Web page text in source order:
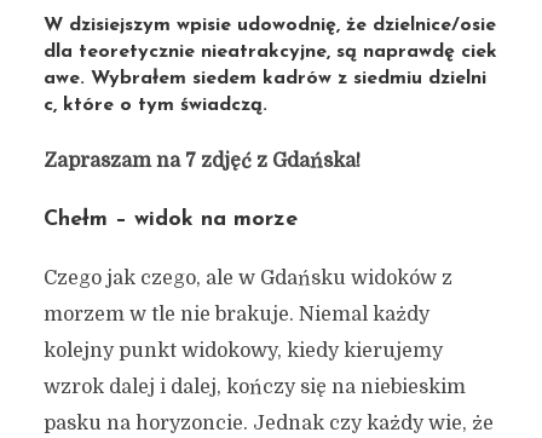
W dzisiejszym wpisie udowodnię, że dzielnice/osie
dla teoretycznie nieatrakcyjne, są naprawdę ciek
awe. Wybrałem siedem kadrów z siedmiu dzielni
c, które o tym świadczą.
Zapraszam na 7 zdjęć z Gdańska!
Chełm – widok na morze
Czego jak czego, ale w Gdańsku widoków z
morzem w tle nie brakuje. Niemal każdy
kolejny punkt widokowy, kiedy kierujemy
wzrok dalej i dalej, kończy się na niebieskim
pasku na horyzoncie. Jednak czy każdy wie, że